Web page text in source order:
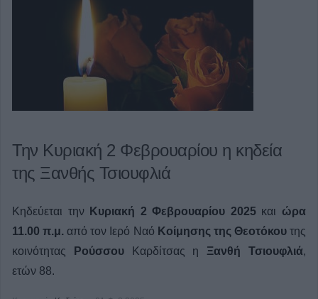
Την Κυριακή 2 Φεβρουαρίου η κηδεία
της Ξανθής Τσιουφλιά
Κηδεύεται την Κυριακή 2 Φεβρουαρίου 2025και ώρα
11.00 π.μ. από τον Ιερό Ναό Κοίμησης της Θεοτόκουτης
κοινότητας
Ρούσσου Καρδίτσας η Ξανθή Τσιουφλιά,
ετών 88.